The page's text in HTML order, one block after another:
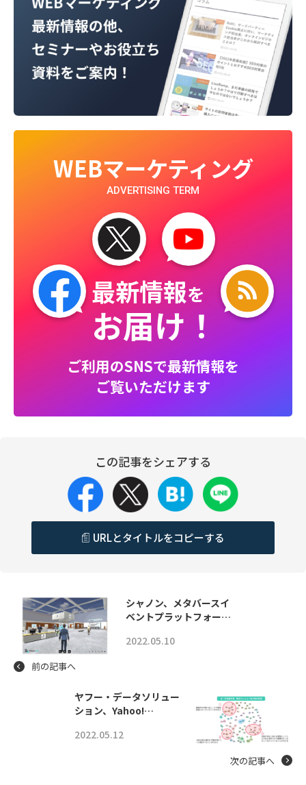
WEBマーケティング
ADVERTISING TERM
最新情報を
お届け！
ご利用のSNSで最新情報を
ご覧いただけます
この記事をシェアする
URLとタイトルをコピーする
シャノン、メタバースイ
ベントプラットフォー…
2022.05.10
前の記事へ
ヤフー・データソリュー
ション、Yahoo!…
2022.05.12
次の記事へ